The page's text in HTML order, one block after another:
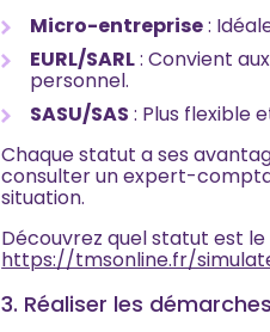
Micro-entreprise:
EURL/SARL: Convient
personnel.
SASU/SAS : Plus flexible
Chaque statut a ses
consulter un expert-
situation.
Découvrez quel statut est le
https://tmsonline.fr/
3. Réaliser les